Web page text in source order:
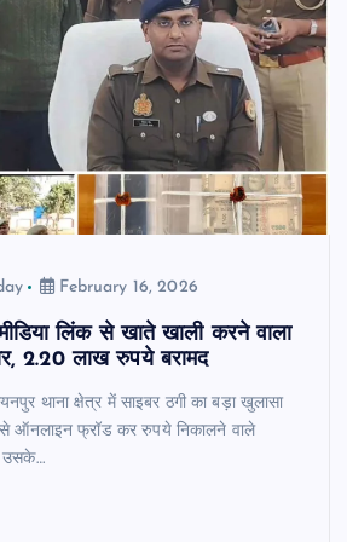
February 16, 2026
लिंक से खाते खाली करने वाला
2.20 लाख रुपये बरामद
थाना क्षेत्र में साइबर ठगी का बड़ा खुलासा
ऑनलाइन फ्रॉड कर रुपये निकालने वाले
उसके…